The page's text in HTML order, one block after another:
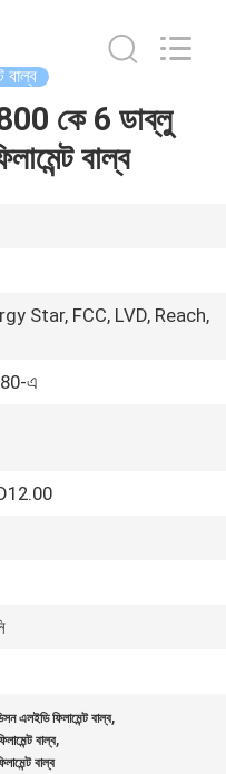
বাল্ব
কে 6 ডাব্লু
বাল্ব
Star, FCC, LVD, Reach,
এ
এলইডি ফিলামেন্ট বাল্ব,
বাল্ব,
বাল্ব